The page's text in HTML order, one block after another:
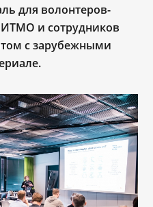
для волонтеров-
ИТМО и сотрудников
с зарубежными